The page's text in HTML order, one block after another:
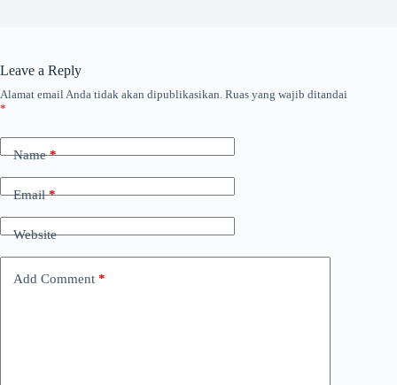
Leave a Reply
Alamat email Anda tidak akan dipublikasikan. Ruas yang wajib ditandai
*
Name*
Email*
Website
Add Comment *